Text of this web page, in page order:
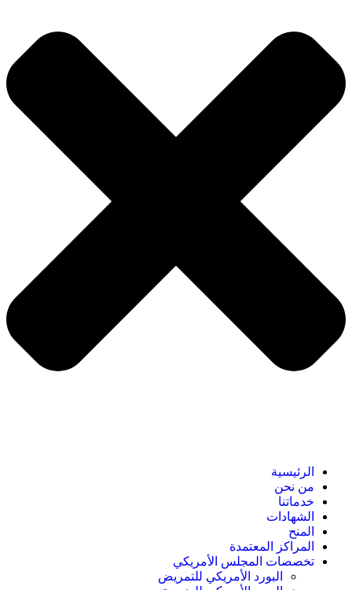
الرئيسية
من نحن
خدماتنا
الشهادات
المنح
المراكز المعتمدة
تخصصات المجلس الأمريكي
البورد الأمريكي للتمريض